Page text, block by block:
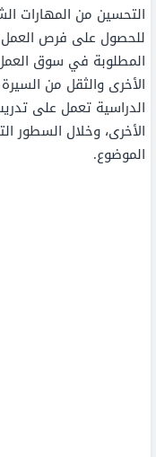
التحسين من المهارات
للحصول على فرص العمل
المطلوبة في سوق
الأخرى والثقل من
الدراسية تعمل على
الأخرى، وخلال السطور
الموضوع.